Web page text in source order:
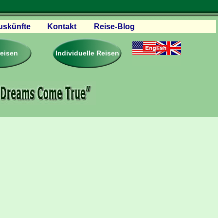
– Reviews
Firmen & Links
Kontakt Reise-Blog
Individuelle Reisen